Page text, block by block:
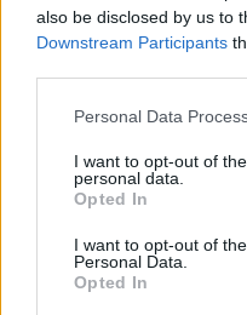
also be disclosed by us to
Downstream Participants
Personal Data
I want to opt-out of
personal data.
Opted In
I want to opt-out of
Personal Data.
Opted In